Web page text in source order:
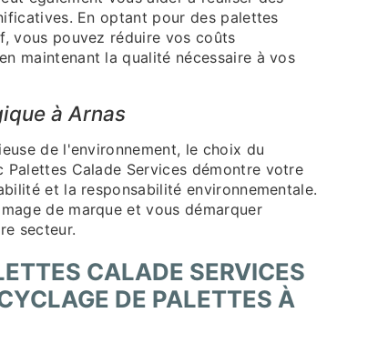
En optant pour des palettes
vous pouvez réduire vos coûts
maintenant la qualité nécessaire à vos
à Arnas
de l'environnement, le choix du
Palettes Calade Services démontre votre
et la responsabilité environnementale.
de marque et vous démarquer
secteur.
CALADE SERVICES
DE PALETTES À